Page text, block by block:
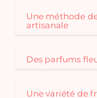
Une méthode
artisanale
Des parfums
Une variété de